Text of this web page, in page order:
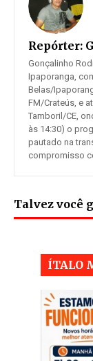
Repórter:
Gonçalinho
Ipaporanga,
Belas/
FM/Crateús, e
Tamboril/CE,
às 14:30) o
pautado na
compromisso
Talvez você
ÍTALO